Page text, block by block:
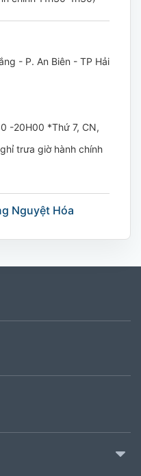
- P. An Biên - TP Hải
-20H00 *Thứ 7, CN,
trưa giờ hành chính
Nguyệt Hóa
6: Sáng 07:30 -
Thứ 7: Sáng 08:00